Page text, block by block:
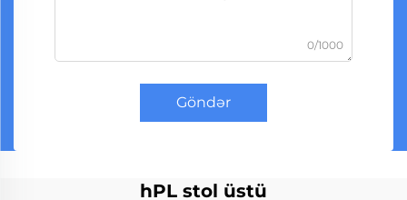
0/1000
Göndər
hPL stol üstü